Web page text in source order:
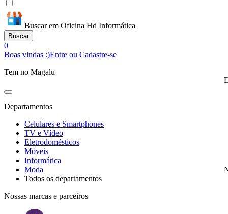
Buscar em Oficina Hd Informática
Buscar
0
Boas vindas :)Entre ou Cadastre-se
Tem no Magalu
Departamentos
Celulares e Smartphones
TV e Vídeo
Eletrodomésticos
Móveis
Informática
Moda
Todos os departamentos
Nossas marcas e parceiros